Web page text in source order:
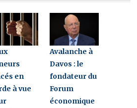
en
à vue
Avalanche à
Davos : le
fondateur du
Forum
économique